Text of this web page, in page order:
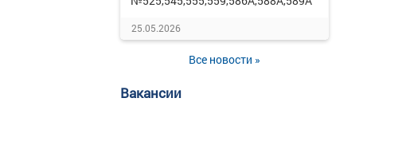
25.05.2026
Все новости »
Вакансии